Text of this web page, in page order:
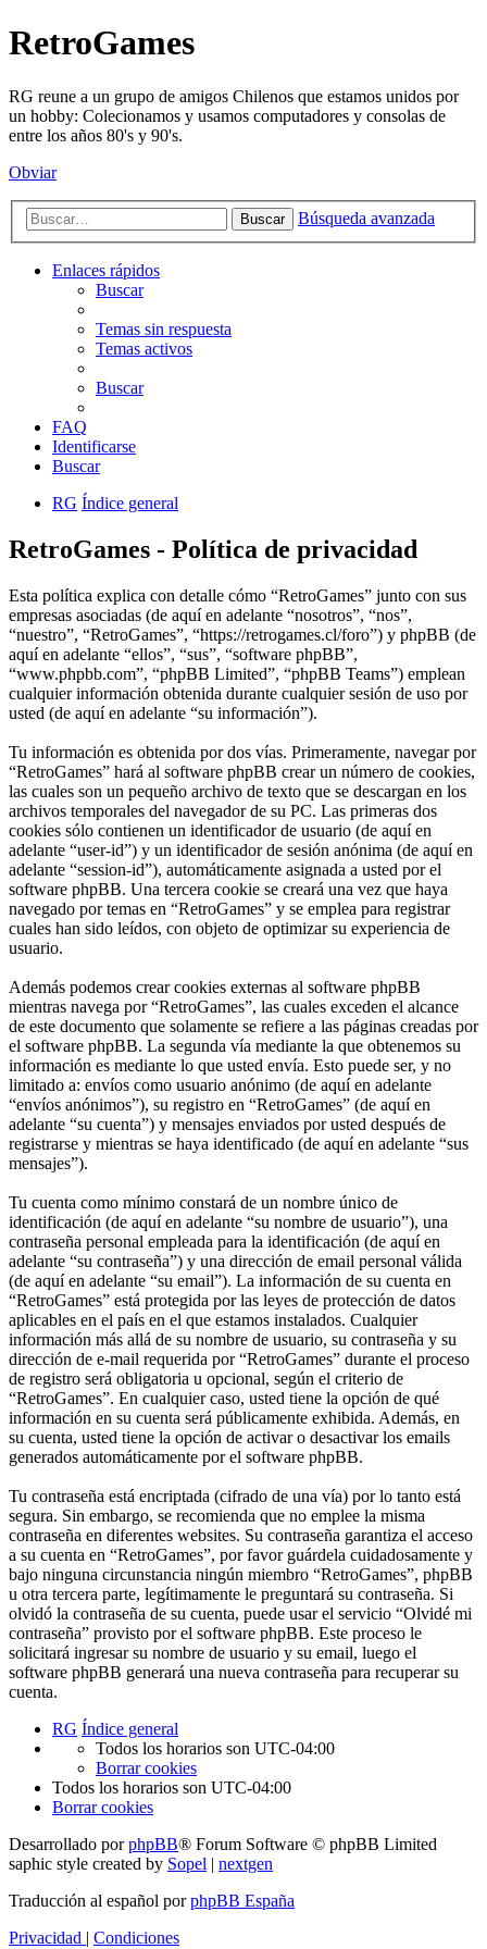
RetroGames
RG reune a un grupo de amigos Chilenos que estamos unidos por
un hobby: Colecionamos y usamos computadores y consolas de
entre los años 80's y 90's.
Obviar
Buscar Búsqueda avanzada
Enlaces rápidos
Buscar
Temas sin respuesta
Temas activos
Buscar
FAQ
Identificarse
Buscar
RG Índice general
RetroGames - Política de privacidad
Esta política explica con detalle cómo “RetroGames” junto con sus
empresas asociadas (de aquí en adelante “nosotros”, “nos”,
“nuestro”, “RetroGames”, “https://retrogames.cl/foro”) y phpBB (de
aquí en adelante “ellos”, “sus”, “software phpBB”,
“www.phpbb.com”, “phpBB Limited”, “phpBB Teams”) emplean
cualquier información obtenida durante cualquier sesión de uso por
usted (de aquí en adelante “su información”).
Tu información es obtenida por dos vías. Primeramente, navegar por
“RetroGames” hará al software phpBB crear un número de cookies,
las cuales son un pequeño archivo de texto que se descargan en los
archivos temporales del navegador de su PC. Las primeras dos
cookies sólo contienen un identificador de usuario (de aquí en
adelante “user-id”) y un identificador de sesión anónima (de aquí en
adelante “session-id”), automáticamente asignada a usted por el
software phpBB. Una tercera cookie se creará una vez que haya
navegado por temas en “RetroGames” y se emplea para registrar
cuales han sido leídos, con objeto de optimizar su experiencia de
usuario.
Además podemos crear cookies externas al software phpBB
mientras navega por “RetroGames”, las cuales exceden el alcance
de este documento que solamente se refiere a las páginas creadas por
el software phpBB. La segunda vía mediante la que obtenemos su
información es mediante lo que usted envía. Esto puede ser, y no
limitado a: envíos como usuario anónimo (de aquí en adelante
“envíos anónimos”), su registro en “RetroGames” (de aquí en
adelante “su cuenta”) y mensajes enviados por usted después de
registrarse y mientras se haya identificado (de aquí en adelante “sus
mensajes”).
Tu cuenta como mínimo constará de un nombre único de
identificación (de aquí en adelante “su nombre de usuario”), una
contraseña personal empleada para la identificación (de aquí en
adelante “su contraseña”) y una dirección de email personal válida
(de aquí en adelante “su email”). La información de su cuenta en
“RetroGames” está protegida por las leyes de protección de datos
aplicables en el país en el que estamos instalados. Cualquier
información más allá de su nombre de usuario, su contraseña y su
dirección de e-mail requerida por “RetroGames” durante el proceso
de registro será obligatoria u opcional, según el criterio de
“RetroGames”. En cualquier caso, usted tiene la opción de qué
información en su cuenta será públicamente exhibida. Además, en
su cuenta, usted tiene la opción de activar o desactivar los emails
generados automáticamente por el software phpBB.
Tu contraseña está encriptada (cifrado de una vía) por lo tanto está
segura. Sin embargo, se recomienda que no emplee la misma
contraseña en diferentes websites. Su contraseña garantiza el acceso
a su cuenta en “RetroGames”, por favor guárdela cuidadosamente y
bajo ninguna circunstancia ningún miembro “RetroGames”, phpBB
u otra tercera parte, legítimamente le preguntará su contraseña. Si
olvidó la contraseña de su cuenta, puede usar el servicio “Olvidé mi
contraseña” provisto por el software phpBB. Este proceso le
solicitará ingresar su nombre de usuario y su email, luego el
software phpBB generará una nueva contraseña para recuperar su
cuenta.
RG Índice general
Todos los horarios son UTC-04:00
Borrar cookies
Todos los horarios son UTC-04:00
Borrar cookies
Desarrollado porphpBB® Forum Software © phpBB Limited
saphic style created by Sopel | nextgen
Traducción al español porphpBB España
Privacidad | Condiciones